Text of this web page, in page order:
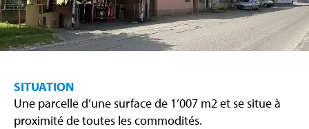
SITUATION
Une parcelle d’une surface de 1’007 m2 et se situe à
proximité de toutes les commodités.